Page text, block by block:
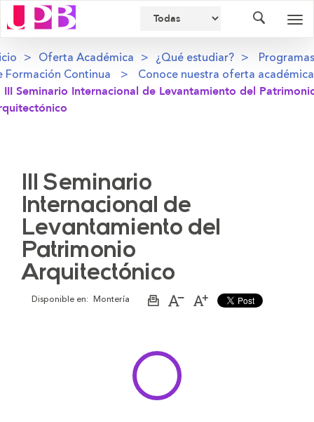
Oferta Académica ¿Qué estudiar?
Programas
Formación Continua
Conoce nuestra oferta académica
III Seminario Internacional de Levantamiento del
III Seminario
Internacional de
Levantamiento del
Patrimonio
Arquitectónico
Disponible en: Montería
ImprimirAumentarDisminuir